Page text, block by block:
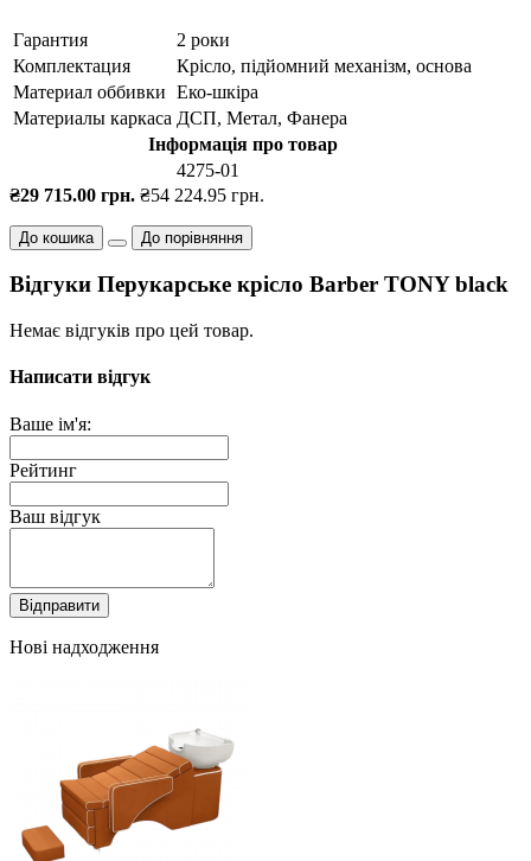
Гарантия
2 роки
Комплектация
Крісло, підйомний механізм, основа
Материал оббивки Еко-шкіра
Материалы каркаса ДСП, Метал, Фанера
Інформація про товар
4275-01
₴29 715.00 грн. ₴54 224.95 грн.
До кошика До порівняння
Відгуки Перукарське крісло Barber TONY black
Немає відгуків про цей товар.
Написати відгук
Ваше ім'я:
Рейтинг
Ваш відгук
Відправити
Нові надходження